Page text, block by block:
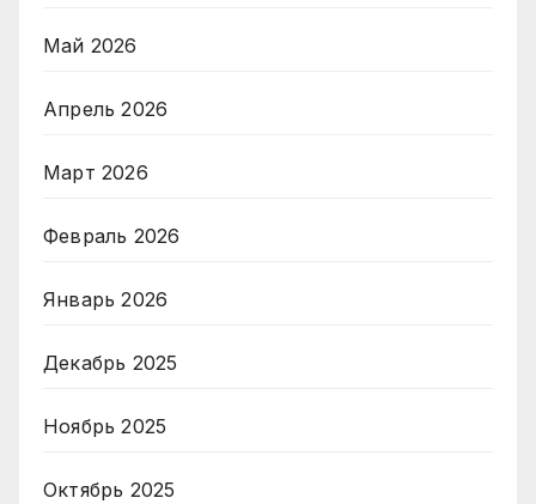
Май 2026
Апрель 2026
Март 2026
Февраль 2026
Январь 2026
Декабрь 2025
Ноябрь 2025
Октябрь 2025